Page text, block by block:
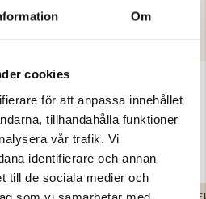
Om
cookies
för att anpassa innehållet
tillhandahålla funktioner
vår trafik. Vi
identifierare och annan
till de sociala medier och
som vi samarbetar med.
AV
FODRAD